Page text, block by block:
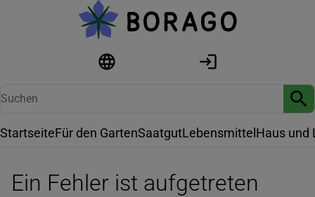
StartseiteFür den GartenSaatgutLebensmittel Haus und
Ein Fehler ist aufgetreten